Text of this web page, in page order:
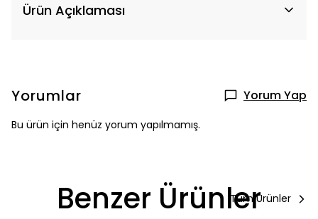
Ürün Açıklaması
Yorumlar Yorum Yap
Bu ürün için henüz yorum yapılmamış.
Benzer ÜrünlerTüm Ürünler